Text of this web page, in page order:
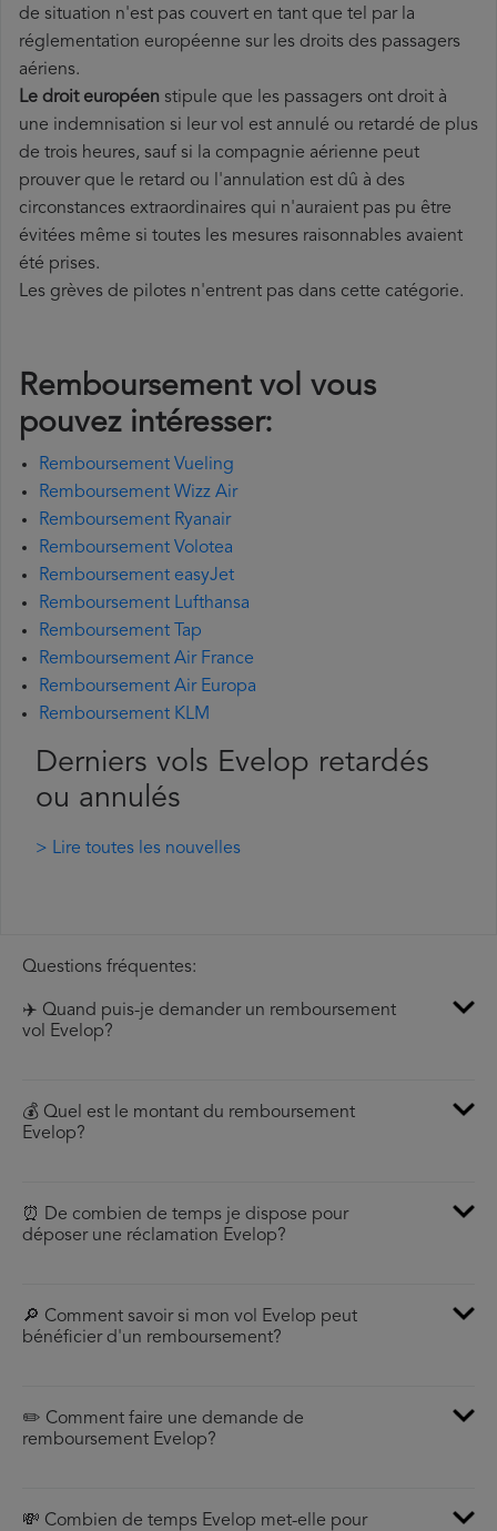
de situation n'est pas couvert en tant que tel par la
réglementation européenne sur les droits des passagers
aériens.
Le droit européen stipule que les passagers ont droit à
une indemnisation si leur vol est annulé ou retardé de plus
de trois heures, sauf si la compagnie aérienne peut
prouver que le retard ou l'annulation est dû à des
circonstances extraordinaires qui n'auraient pas pu être
évitées même si toutes les mesures raisonnables avaient
été prises.
Les grèves de pilotes n'entrent pas dans cette catégorie.
Remboursement vol vous
pouvez intéresser:
Remboursement Vueling
Remboursement Wizz Air
Remboursement Ryanair
Remboursement Volotea
Remboursement easyJet
Remboursement Lufthansa
Remboursement Tap
Remboursement Air France
Remboursement Air Europa
Remboursement KLM
Derniers vols Evelop retardés
ou annulés
> Lire toutes les nouvelles
Questions fréquentes:
✈️ Quand puis-je demander un remboursement
vol Evelop?
💰 Quel est le montant du remboursement
Evelop?
⏰ De combien de temps je dispose pour
déposer une réclamation Evelop?
🔎 Comment savoir si mon vol Evelop peut
bénéficier d'un remboursement?
✏️ Comment faire une demande de
remboursement Evelop?
💸 Combien de temps Evelop met-elle pour